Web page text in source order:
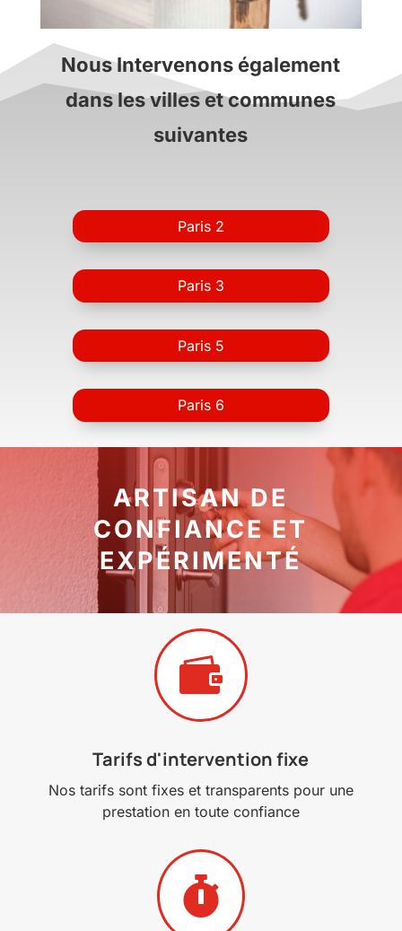
Nous Intervenons également
dans les villes et communes
suivantes
Paris 2
Paris 3
Paris 5
Paris 6
ARTISAN DE
CONFIANCE ET
EXPÉRIMENTÉ

Tarifs d'intervention fixe
Nos tarifs sont fixes et transparents pour une
prestation en toute confiance
